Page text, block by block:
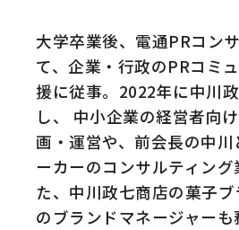
大学卒業後、電通PRコン
て、企業・行政のPRコミ
援に従事。2022年に中川
し、 中小企業の経営者向
画・運営や、前会長の中
ーカーのコンサルティング
た、中川政七商店の菓子ブ
のブランドマネージャー